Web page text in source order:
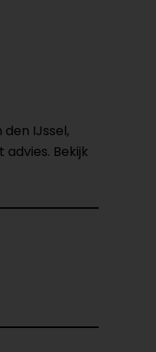
IJssel,
Bekijk